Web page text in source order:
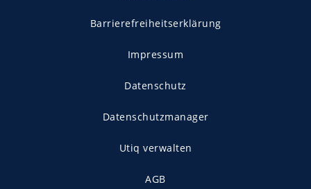
Barrierefreiheitserklärung
Impressum
Datenschutz
Datenschutzmanager
Utiq verwalten
AGB